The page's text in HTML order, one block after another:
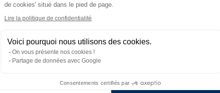
de cookies' situé dans le pied de page.
Lire la politique de confidentialité
Voici pourquoi nous utilisons des cookies.
On vous présente nos cookies !
Partage de données avec Google
Consentements certifiés par
Axeptio consent